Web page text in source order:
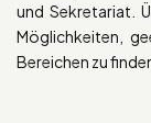
und Sekretariat.
Möglichkeiten,
Bereichen zu